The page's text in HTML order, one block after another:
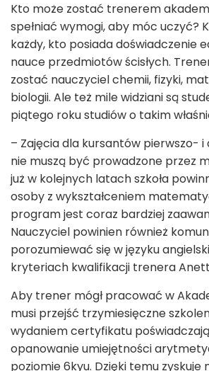
Kto może zostać trenerem
spełniać wymogi, aby móc uczyć?
każdy, kto posiada doświadczenie
nauce przedmiotów ścisłych.
zostać nauczyciel chemii, fizyki,
biologii. Ale też mile widziani są
piątego roku studiów o takim
– Zajęcia dla kursantów pierwszo-
nie muszą być prowadzone przez
już w kolejnych latach szkoła
osoby z wykształceniem
program jest coraz bardziej
Nauczyciel powinien również
porozumiewać się w języku
kryteriach kwalifikacji trenera
Aby trener mógł pracować w
musi przejść trzymiesięczne
wydaniem certyfikatu
opanowanie umiejętności
poziomie 6kyu. Dzięki temu